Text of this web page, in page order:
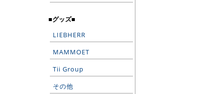
■グッズ■
LIEBHERR
MAMMOET
Tii Group
その他